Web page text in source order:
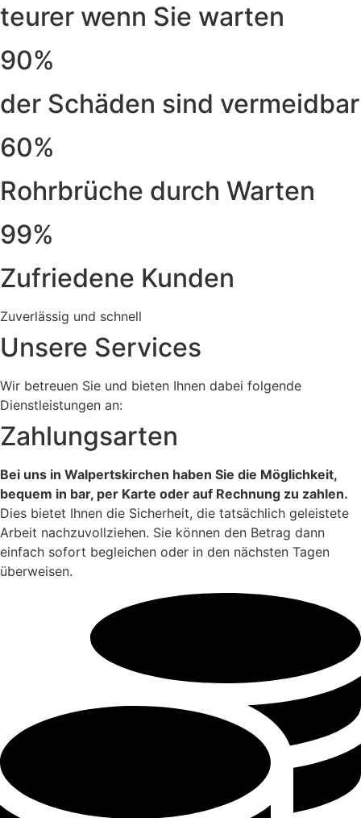
teurer wenn Sie warten
90%
der Schäden sind vermeidbar
60%
Rohrbrüche durch Warten
99%
Zufriedene Kunden
Zuverlässig und schnell
Unsere Services
Wir betreuen Sie und bieten Ihnen dabei folgende
Dienstleistungen an:
Zahlungsarten
Bei uns in Walpertskirchen haben Sie die Möglichkeit,
bequem in bar, per Karte oder auf Rechnung zu zahlen.
Dies bietet Ihnen die Sicherheit, die tatsächlich geleistete
Arbeit nachzuvollziehen. Sie können den Betrag dann
einfach sofort begleichen oder in den nächsten Tagen
überweisen.